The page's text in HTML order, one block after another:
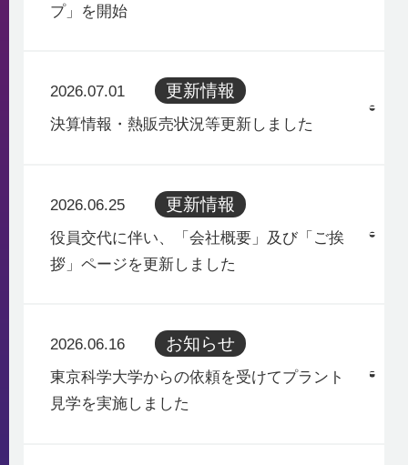
プ」を開始
2026.07.01 更新情報
決算情報・熱販売状況等更新しました
2026.06.25 更新情報
役員交代に伴い、「会社概要」及び「ご挨
拶」ページを更新しました
2026.06.16 お知らせ
東京科学大学からの依頼を受けてプラント
見学を実施しました